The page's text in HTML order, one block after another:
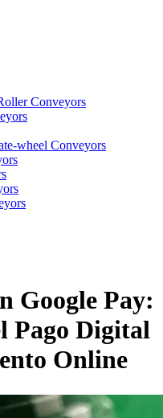
Conveyors
wheel Conveyors
Google Pay:
Pago Digital
Online